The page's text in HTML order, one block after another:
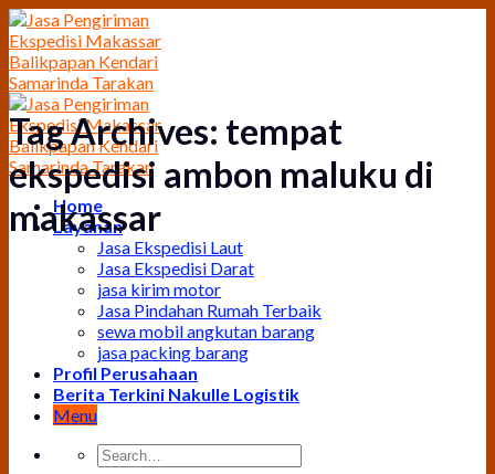
Skip
to
content
Home
Layanan
Jasa Ekspedisi Laut
Jasa Ekspedisi Darat
jasa kirim motor
Jasa Pindahan Rumah Terbaik
sewa mobil angkutan barang
jasa packing barang
Profil Perusahaan
Berita Terkini Nakulle Logistik
Menu
Tag Archives: tempat
ekspedisi ambon maluku di
makassar